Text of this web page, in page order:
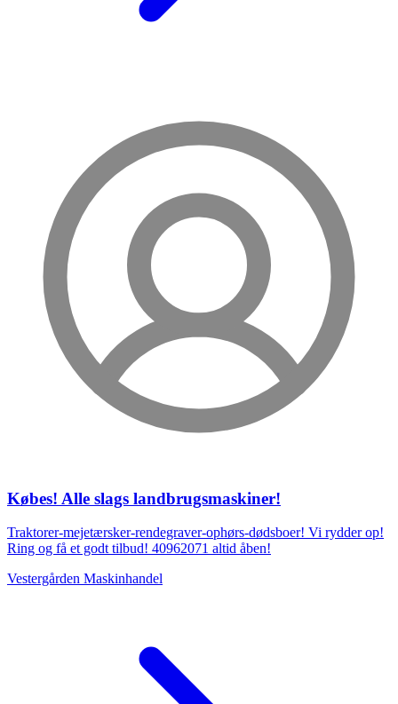
Købes! Alle slags landbrugsmaskiner!
Traktorer-mejetærsker-rendegraver-ophørs-dødsboer! Vi rydder op!
Ring og få et godt tilbud! 40962071 altid åben!
Vestergården Maskinhandel